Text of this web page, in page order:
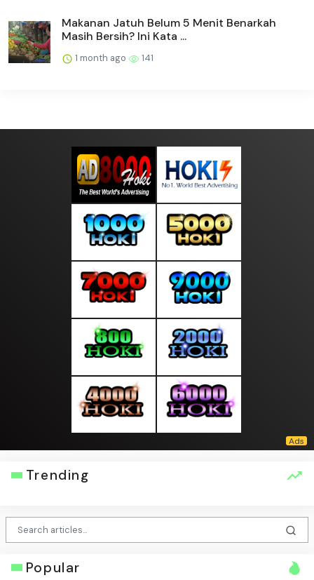
Makanan Jatuh Belum 5 Menit Benarkah
Masih Bersih? Ini Kata ...
1 month ago 141
Trending
Popular